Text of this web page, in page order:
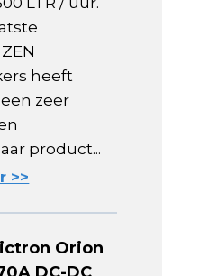
heeft
zeer
product...
>>
Orion